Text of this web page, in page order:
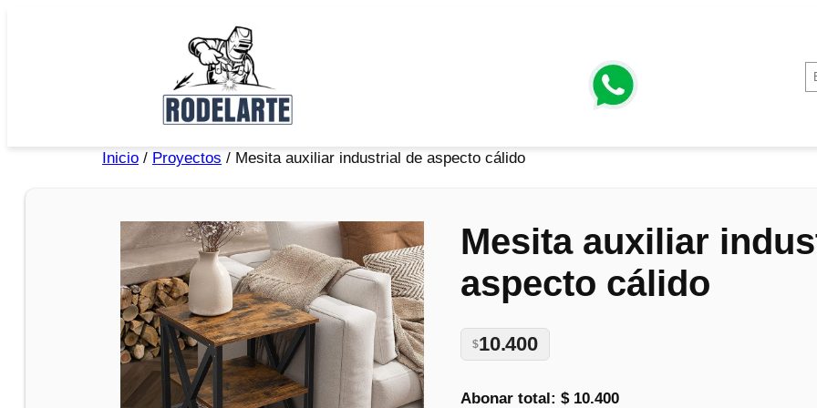
Inicio / Proyectos / Mesita auxiliar industrial de aspecto cálido
Mesita auxiliar
aspecto cálido
$10.400
Abonar total:$ 10.400